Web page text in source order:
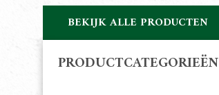
BEKIJK ALLE PRODUCTEN
PRODUCTCATEGORIEËN